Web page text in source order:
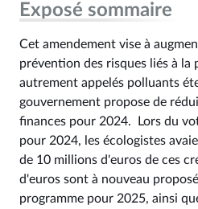
Exposé sommaire
Cet amendement vise à
prévention des risques liés à la
autrement appelés polluants
gouvernement propose de
finances pour 2024. Lors du
pour 2024, les écologistes
de 10 millions d'euros de ces
d'euros sont à nouveau
programme pour 2025, ainsi